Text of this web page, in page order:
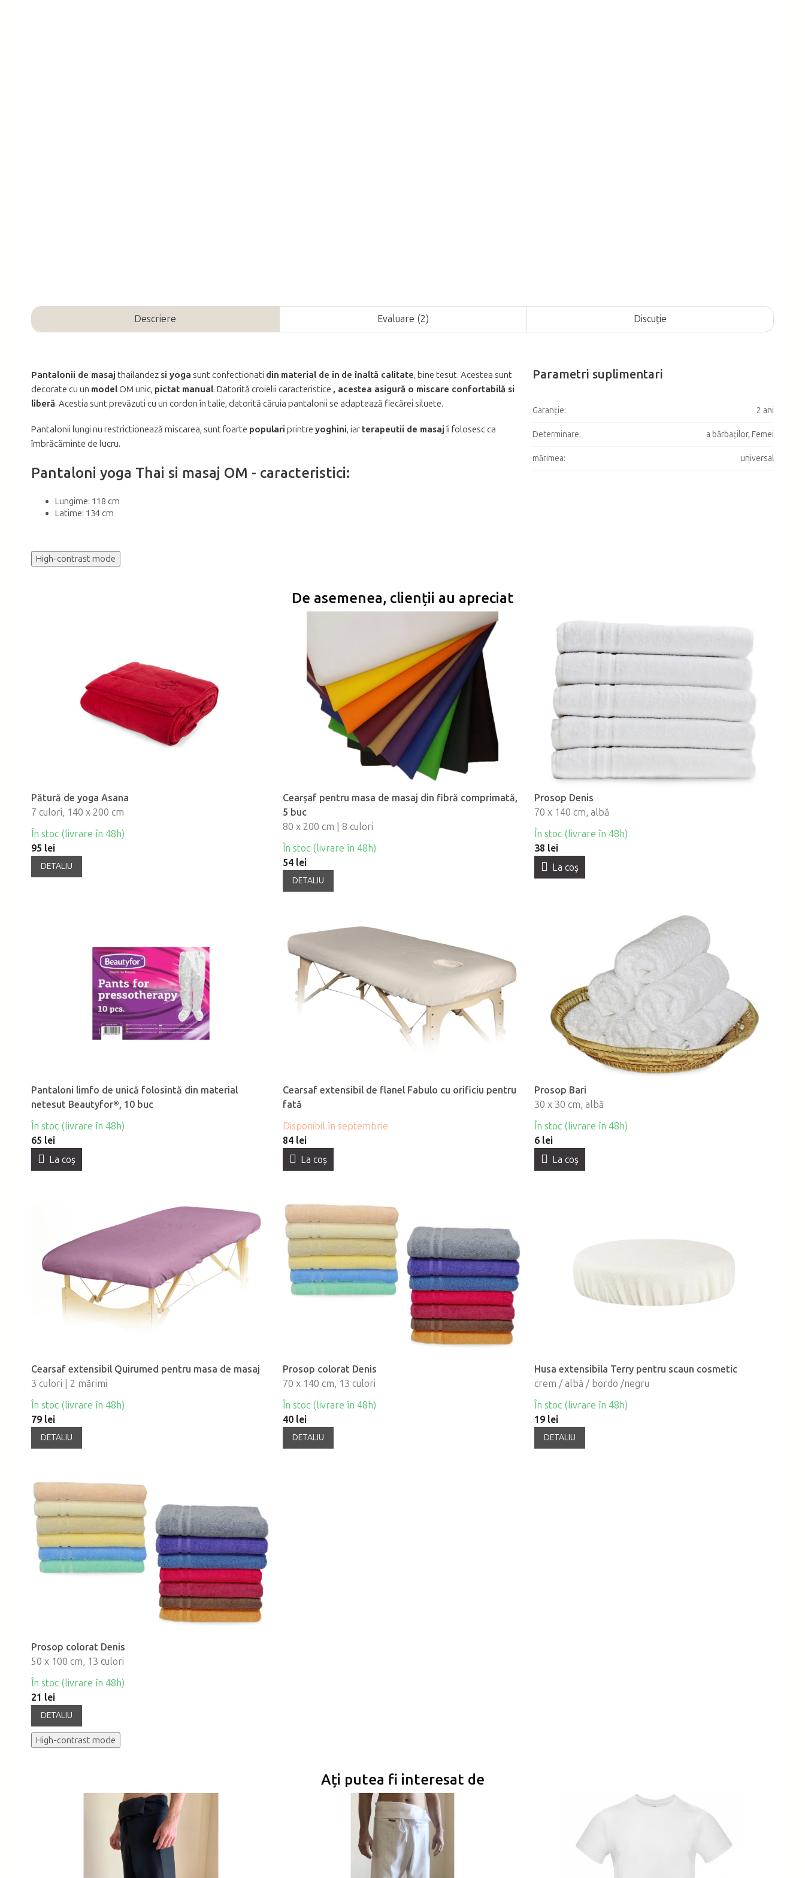
Descriere Evaluare (2) Discuţie
Pantalonii de masaj thailandez si yoga sunt confectionati din material de in de înaltă calitate, bine tesut. Acestea sunt
decorate cu un modelOM unic, pictat manual. Datorită croielii caracteristice , acestea asigură o miscare confortabilă si
liberă. Acestia sunt prevăzuti cu un cordon în talie, datorită căruia pantalonii se adaptează fiecărei siluete.
Pantalonii lungi nu restrictionează miscarea, sunt foarte populari printre yoghini, iar terapeutii de masajîi folosesc ca
îmbrăcăminte de lucru.
Pantaloni yoga Thai si masaj OM - caracteristici:
Lungime: 118 cm
Latime: 134 cm
Parametri suplimentari
Garanţie: 2 ani
Determinare: a bărbaţilor, Femei
mărimea: universal
High-contrast mode
De asemenea, clienții au apreciat
Pătură de yoga Asana
7 culori, 140 x 200 cm
În stoc (livrare în 48h)
95 lei
DETALIU
Cearşaf pentru masa de masaj din fibră comprimată,
5 buc
80 x 200 cm | 8 culori
În stoc (livrare în 48h)
54 lei
DETALIU
Prosop Denis
70 x 140 cm, albă
În stoc (livrare în 48h)
38 lei
La coş
Pantaloni limfo de unică folosintă din material
netesut Beautyfor®, 10 buc
În stoc (livrare în 48h)
65 lei
La coş
Cearsaf extensibil de flanel Fabulo cu orificiu pentru
fată
Disponibil în septembrie
84 lei
La coş
Prosop Bari
30 x 30 cm, albă
În stoc (livrare în 48h)
6 lei
La coş
Cearsaf extensibil Quirumed pentru masa de masaj
3 culori | 2 mărimi
În stoc (livrare în 48h)
79 lei
DETALIU
Prosop colorat Denis
70 x 140 cm, 13 culori
În stoc (livrare în 48h)
40 lei
DETALIU
Husa extensibila Terry pentru scaun cosmetic
crem / albă / bordo /negru
În stoc (livrare în 48h)
19 lei
DETALIU
Prosop colorat Denis
50 x 100 cm, 13 culori
În stoc (livrare în 48h)
21 lei
DETALIU
High-contrast mode
Ați putea fi interesat de